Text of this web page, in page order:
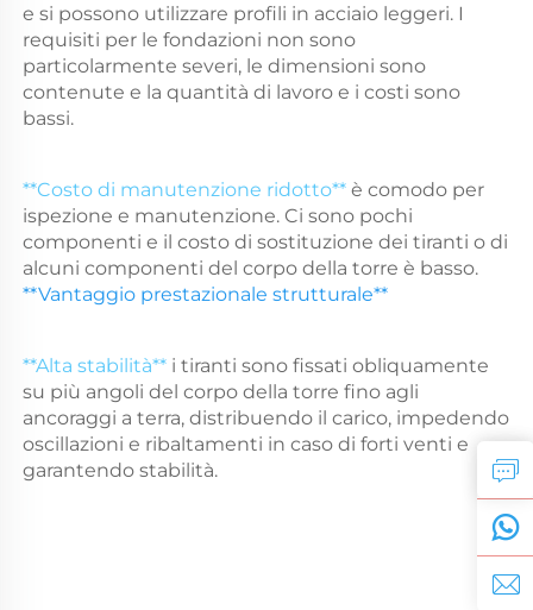
e si possono utilizzare profili in acciaio leggeri. I
requisiti per le fondazioni non sono
particolarmente severi, le dimensioni sono
contenute e la quantità di lavoro e i costi sono
bassi.
**Costo di manutenzione ridotto** è comodo per
ispezione e manutenzione. Ci sono pochi
componenti e il costo di sostituzione dei tiranti o di
alcuni componenti del corpo della torre è basso.
**Vantaggio prestazionale strutturale**
**Alta stabilità** i tiranti sono fissati obliquamente
su più angoli del corpo della torre fino agli
ancoraggi a terra, distribuendo il carico, impedendo
oscillazioni e ribaltamenti in caso di forti venti e
garantendo stabilità.